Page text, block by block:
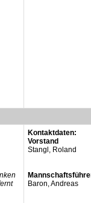
Kontaktdaten:
Vorstand
Stangl, Roland
Baron, Andreas